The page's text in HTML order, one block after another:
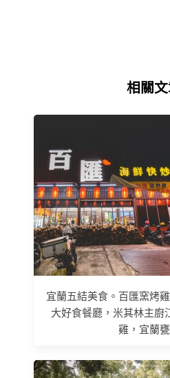
相關
宜蘭五結美食。百匯窯烤
大好食餐廳，米其林主廚
雞，宜蘭